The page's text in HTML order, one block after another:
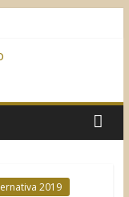
2019